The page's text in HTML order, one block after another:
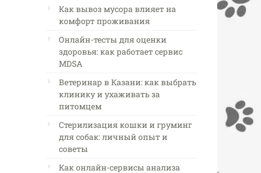
Как вывоз мусора влияет на
комфорт проживания
Онлайн-тесты для оценки
здоровья: как работает сервис
MDSA
Ветеринар в Казани: как выбрать
клинику и ухаживать за
питомцем
Стерилизация кошки и груминг
для собак: личный опыт и
советы
Как онлайн-сервисы анализа